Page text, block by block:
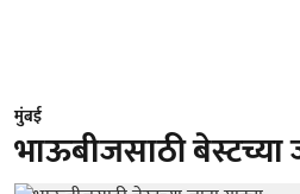
मुंबई
भाऊबीजसाठी बेस्टच्या